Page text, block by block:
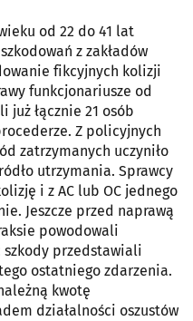
od 22 do 41 lat
z zakładów
fikcyjnych kolizji
funkcjonariusze od
już łącznie 21 osób
Z policyjnych
zatrzymanych uczyniło
utrzymania. Sprawcy
i z AC lub OC jednego
Jeszcze przed naprawą
powodowali
szkody przedstawiali
ostatniego zdarzenia.
kwotę
działalności oszustów